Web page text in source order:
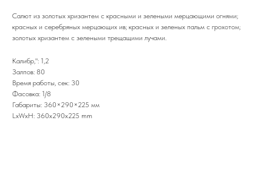
Салют из золотых хризантем с красными и зелеными мерцающими огнями;
красных и серебряных мерцающих ив; красных и зеленых пальм с грохотом;
золотых хризантем с зелеными трещащими лучами.
Калибр,": 1,2
Залпов: 80
Время работы, сек: 30
Фасовка: 1/8
Габариты: 360×290×225 мм
LxWxH: 360x290x225 mm